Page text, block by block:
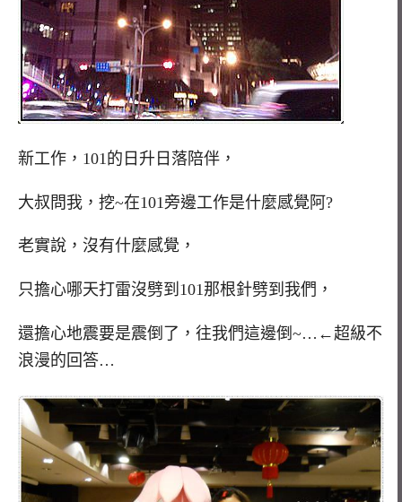
新工作，101的日升日落陪伴，
大叔問我，挖~在101旁邊工作是什麼感覺阿?
老實說，沒有什麼感覺，
只擔心哪天打雷沒劈到101那根針劈到我們，
還擔心地震要是震倒了，往我們這邊倒~…←超級不
浪漫的回答…